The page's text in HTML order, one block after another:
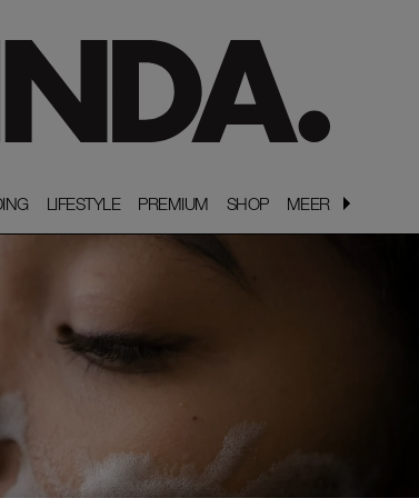
LIFESTYLE
LIFESTYLE PREMIUM
PREMIUM SHOP
SHOP MEER
MEER